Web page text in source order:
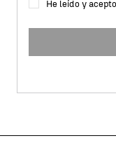
He leído y